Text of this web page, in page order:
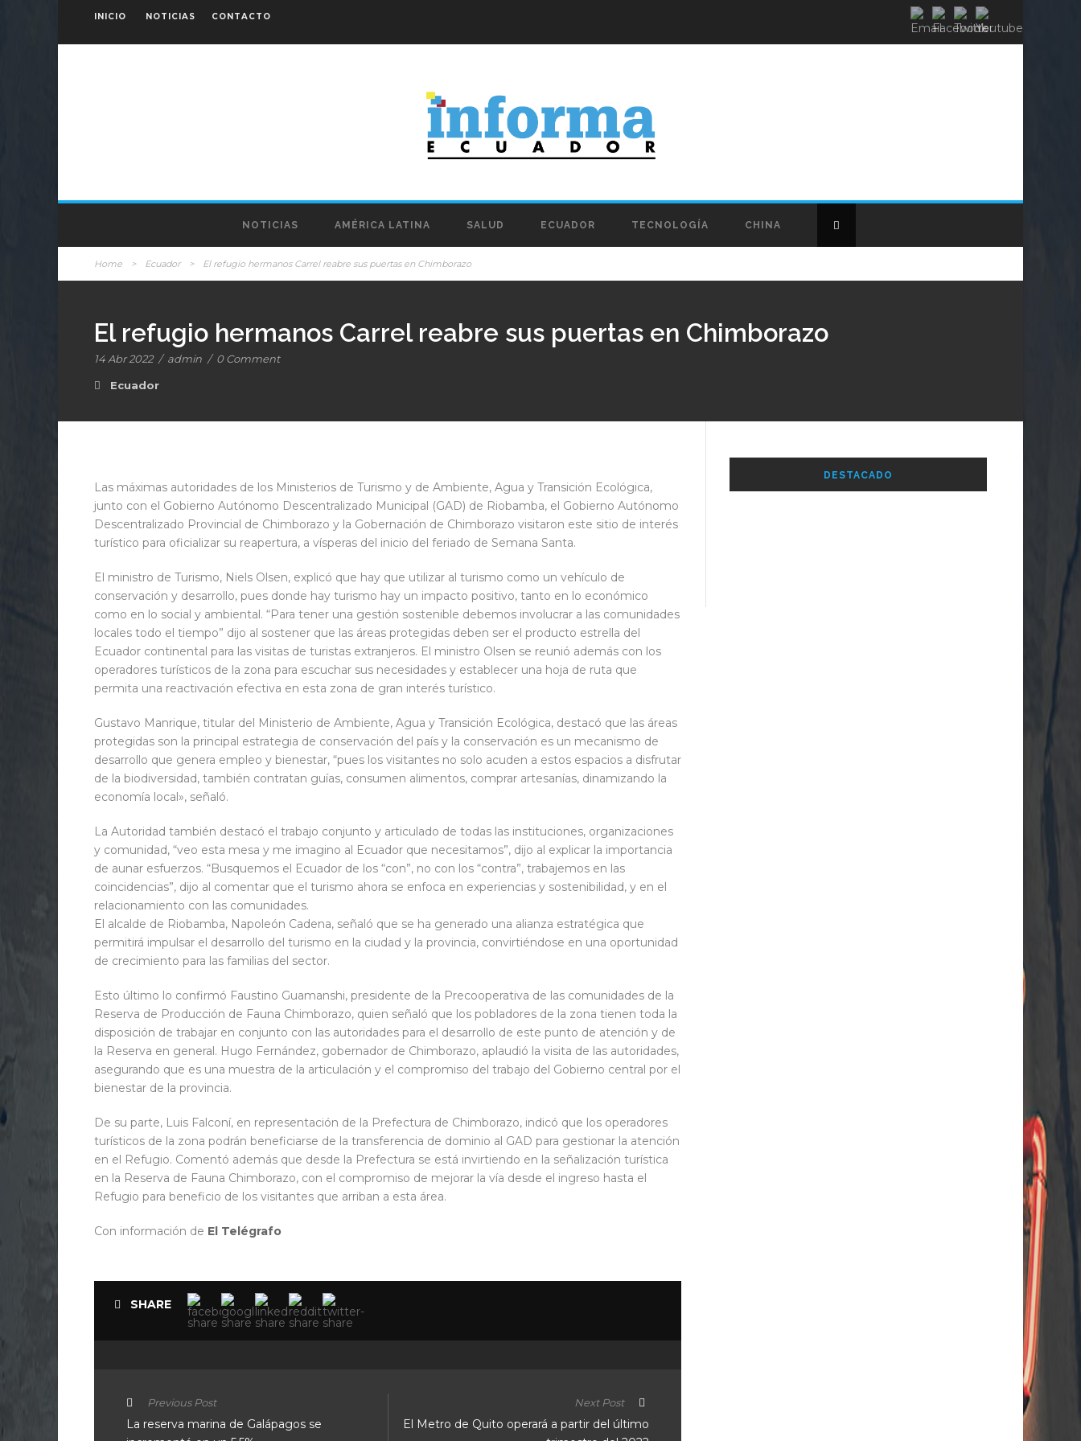
INICIO NOTICIAS CONTACTO
NOTICIAS AMÉRICA LATINA SALUD ECUADOR TECNOLOGÍA CHINA
Home > Ecuador > El refugio hermanos Carrel reabre sus puertas en Chimborazo
El refugio hermanos Carrel reabre sus puertas en Chimborazo
14 Abr 2022 / admin / 0 Comment
Ecuador
Las máximas autoridades de los Ministerios de Turismo y de Ambiente, Agua y Transición Ecológica,
junto con el Gobierno Autónomo Descentralizado Municipal (GAD) de Riobamba, el Gobierno Autónomo
Descentralizado Provincial de Chimborazo y la Gobernación de Chimborazo visitaron este sitio de interés
turístico para oficializar su reapertura, a vísperas del inicio del feriado de Semana Santa.
El ministro de Turismo, Niels Olsen, explicó que hay que utilizar al turismo como un vehículo de
conservación y desarrollo, pues donde hay turismo hay un impacto positivo, tanto en lo económico
como en lo social y ambiental. “Para tener una gestión sostenible debemos involucrar a las comunidades
locales todo el tiempo” dijo al sostener que las áreas protegidas deben ser el producto estrella del
Ecuador continental para las visitas de turistas extranjeros. El ministro Olsen se reunió además con los
operadores turísticos de la zona para escuchar sus necesidades y establecer una hoja de ruta que
permita una reactivación efectiva en esta zona de gran interés turístico.
Gustavo Manrique, titular del Ministerio de Ambiente, Agua y Transición Ecológica, destacó que las áreas
protegidas son la principal estrategia de conservación del país y la conservación es un mecanismo de
desarrollo que genera empleo y bienestar, “pues los visitantes no solo acuden a estos espacios a disfrutar
de la biodiversidad, también contratan guías, consumen alimentos, comprar artesanías, dinamizando la
economía local», señaló.
La Autoridad también destacó el trabajo conjunto y articulado de todas las instituciones, organizaciones
y comunidad, “veo esta mesa y me imagino al Ecuador que necesitamos”, dijo al explicar la importancia
de aunar esfuerzos. “Busquemos el Ecuador de los “con”, no con los “contra”, trabajemos en las
coincidencias”, dijo al comentar que el turismo ahora se enfoca en experiencias y sostenibilidad, y en el
relacionamiento con las comunidades.
El alcalde de Riobamba, Napoleón Cadena, señaló que se ha generado una alianza estratégica que
permitirá impulsar el desarrollo del turismo en la ciudad y la provincia, convirtiéndose en una oportunidad
de crecimiento para las familias del sector.
Esto último lo confirmó Faustino Guamanshi, presidente de la Precooperativa de las comunidades de la
Reserva de Producción de Fauna Chimborazo, quien señaló que los pobladores de la zona tienen toda la
disposición de trabajar en conjunto con las autoridades para el desarrollo de este punto de atención y de
la Reserva en general. Hugo Fernández, gobernador de Chimborazo, aplaudió la visita de las autoridades,
asegurando que es una muestra de la articulación y el compromiso del trabajo del Gobierno central por el
bienestar de la provincia.
De su parte, Luis Falconí, en representación de la Prefectura de Chimborazo, indicó que los operadores
turísticos de la zona podrán beneficiarse de la transferencia de dominio al GAD para gestionar la atención
en el Refugio. Comentó además que desde la Prefectura se está invirtiendo en la señalización turística
en la Reserva de Fauna Chimborazo, con el compromiso de mejorar la vía desde el ingreso hasta el
Refugio para beneficio de los visitantes que arriban a esta área.
Con información de El Telégrafo
SHARE
Previous Post
La reserva marina de Galápagos se
Next Post
El Metro de Quito operará a partir del último
DESTACADO